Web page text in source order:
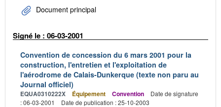
Document principal
Signé le : 06-03-2001
Convention de concession du 6 mars 2001 pour la
construction, l'entretien et l'exploitation de
l'aérodrome de Calais-Dunkerque (texte non paru au
Journal officiel)
EQUA0310222X Équipement Convention
Date de signature
: 06-03-2001
Date de publication : 25-10-2003